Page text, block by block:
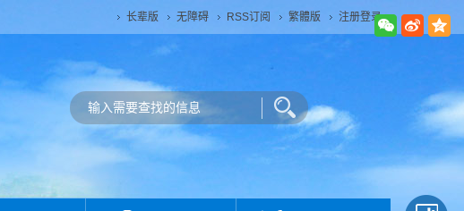
长辈版 无障碍 RSS订阅 繁體版 注册登录